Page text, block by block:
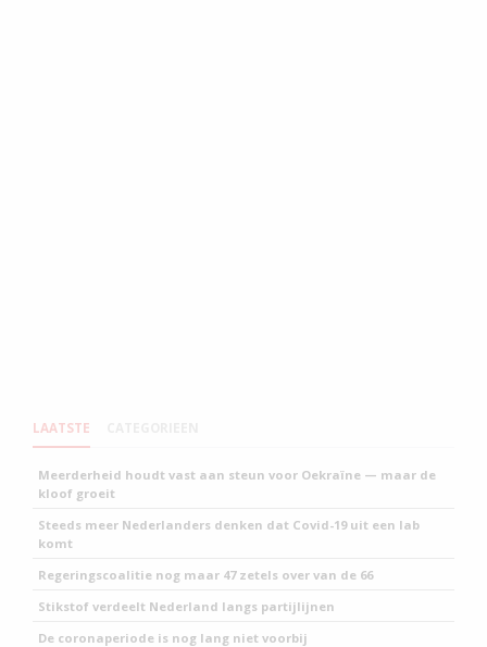
LAATSTE
Meerderheid houdt vast aan steun voor Oekraïne — maar de
kloof groeit
Steeds meer Nederlanders denken dat Covid-19 uit een lab
komt
Regeringscoalitie nog maar 47 zetels over van de 66
Stikstof verdeelt Nederland langs partijlijnen
De coronaperiode is nog lang niet voorbij